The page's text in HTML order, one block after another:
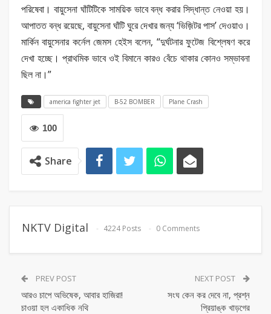
পরিষেবা। বায়ুসেনা ঘাঁটিটিকে সাময়িক ভাবে বন্ধ করার সিদ্ধান্ত নেওয়া হয়।
আপাতত বন্ধ রয়েছে, বায়ুসেনা ঘাঁটি ঘুরে দেখার জন্য ‘ভিজ়িটর পাস’ দেওয়াও।
মার্কিন বায়ুসেনার কর্নেল জেমস হেইস বলেন, “দুর্ঘটনার ফুটেজ বিশ্লেষণ করে
দেখা হচ্ছে। প্রাথমিক ভাবে ওই বিমানে কারও বেঁচে থাকার কোনও সম্ভাবনা
ছিল না।”
america fighter jet B-52 BOMBER Plane Crash
100
Share
NKTV Digital 4224 Posts 0 Comments
PREV POST
আরও চাপে অভিষেক, আবার হাজিরা!
চাওয়া হল একাধিক নথি
NEXT POST
সংঘ কেন কর দেবে না, প্রশ্ন
প্রিয়াঙ্ক খাড়গের